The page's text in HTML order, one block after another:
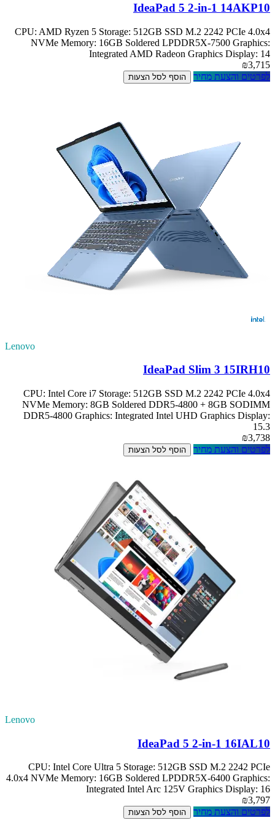
IdeaPad 5 2-in-1 14AKP10
CPU: AMD Ryzen 5 Storage: 512GB SSD M.2 2242 PCIe 4.0x4
NVMe Memory: 16GB Soldered LPDDR5X-7500 Graphics:
Integrated AMD Radeon Graphics Display: 14
₪3,715
לפרטים והצעת מחיר
הוסף לסל הצעות
Lenovo
IdeaPad Slim 3 15IRH10
CPU: Intel Core i7 Storage: 512GB SSD M.2 2242 PCIe 4.0x4
NVMe Memory: 8GB Soldered DDR5-4800 + 8GB SODIMM
DDR5-4800 Graphics: Integrated Intel UHD Graphics Display:
15.3
₪3,738
לפרטים והצעת מחיר
הוסף לסל הצעות
Lenovo
IdeaPad 5 2-in-1 16IAL10
CPU: Intel Core Ultra 5 Storage: 512GB SSD M.2 2242 PCIe
4.0x4 NVMe Memory: 16GB Soldered LPDDR5X-6400 Graphics:
Integrated Intel Arc 125V Graphics Display: 16
₪3,797
לפרטים והצעת מחיר
הוסף לסל הצעות